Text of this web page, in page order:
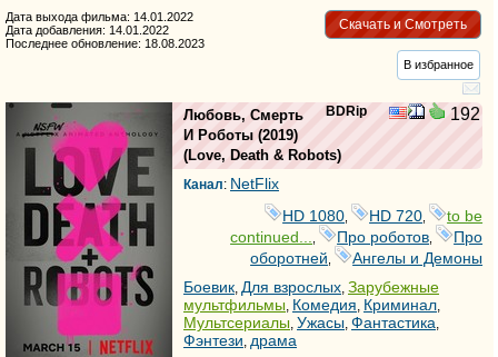
Скачать и Смотреть
Дата выхода фильма: 14.01.2022
Дата добавления: 14.01.2022
Последнее обновление: 18.08.2023
В избранное
BDRip 192
Любовь, Смерть
И Роботы (2019)
(Love, Death & Robots)
Канал: NetFlix
HD 1080
HD 720
to be
continued...
Про роботов
Про
оборотней
Ангелы и Демоны
Боевик, Для взрослых, Зарубежные
мультфильмы, Комедия, Криминал,
Мультсериалы, Ужасы, Фантастика,
Фэнтези, драма